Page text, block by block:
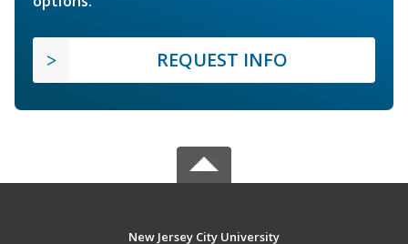
REQUEST INFO
New Jersey City University